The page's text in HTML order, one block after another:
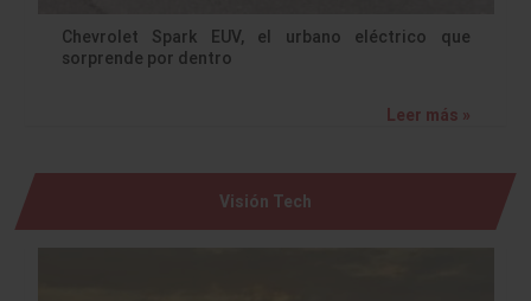
Chevrolet Spark EUV, el urbano eléctrico que
sorprende por dentro
Leer más »
Visión Tech